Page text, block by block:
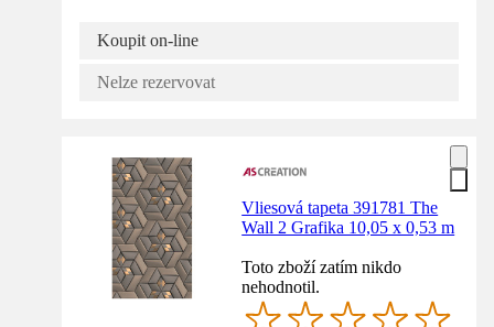
Koupit on-line
Nelze rezervovat
Vliesová tapeta 391781 The
Wall 2 Grafika 10,05 x 0,53 m
Toto zboží zatím nikdo
nehodnotil.